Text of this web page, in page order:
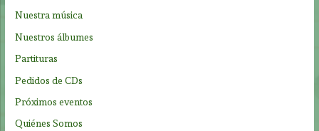
Nuestra música
Nuestros álbumes
Partituras
Pedidos de CDs
Próximos eventos
Quiénes Somos